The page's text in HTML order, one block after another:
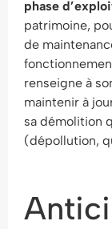
phase
patrimoine,
de
renseigne à
maintenir à
sa démolition
(dépollution,